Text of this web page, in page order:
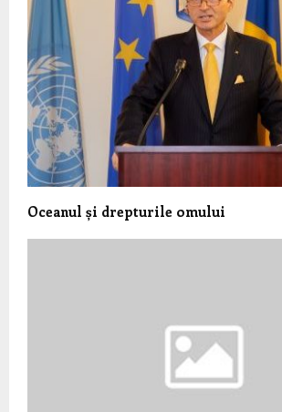
Oceanul și drepturile omului